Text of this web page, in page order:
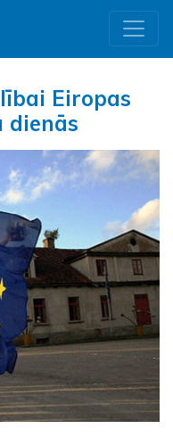
Eiropas
dienās